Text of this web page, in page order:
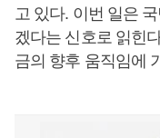
고 있다. 이번 일은
겠다는 신호로 읽힌
금의 향후 움직임에